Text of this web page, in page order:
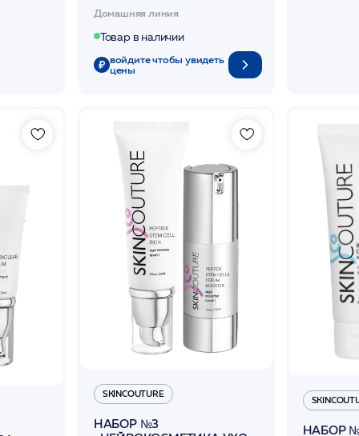
MINERAL SPF 30 50мл
/SKINCOUTURE
Домашняя линия
Товар в наличии
войдите чтобы увидеть
цены
SKINCOUTURE
НАБОР №3
НАБОР